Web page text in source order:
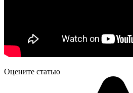
Оцените статью